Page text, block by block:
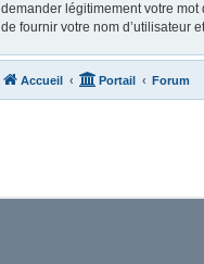
demander légitimement votre
de fournir votre nom d’utilisateur
Accueil Portail Forum